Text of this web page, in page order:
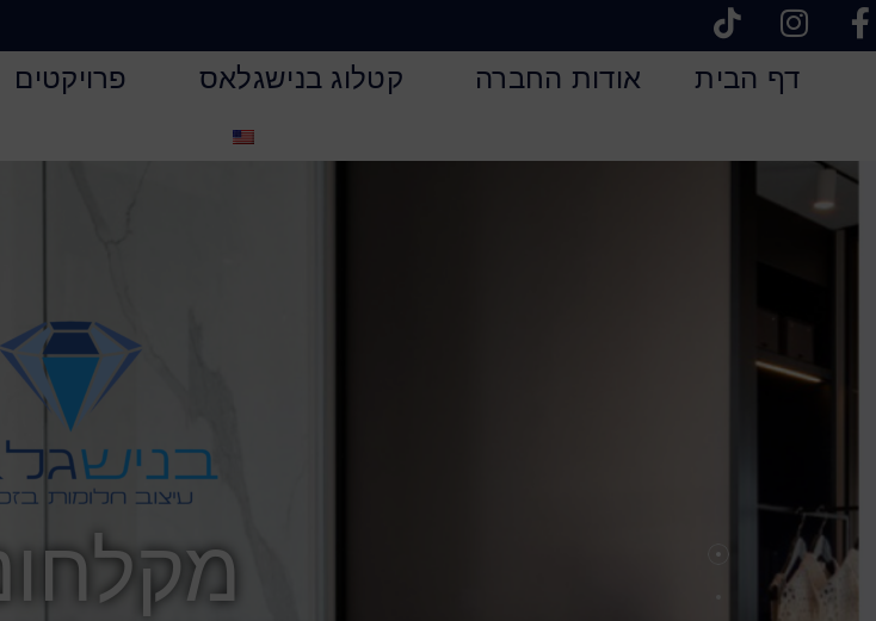
דף הבית אודות החברה קטלוג בנישגלאס פרויקטים